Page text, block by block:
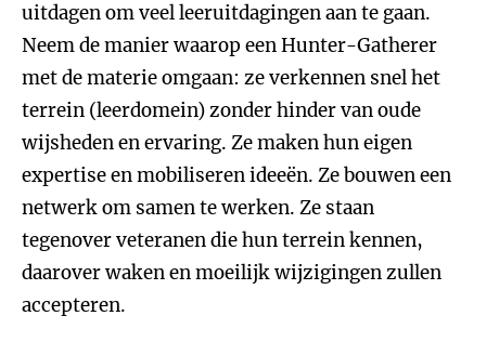
uitdagen om veel leeruitdagingen aan te gaan.
Neem de manier waarop een Hunter-Gatherer
met de materie omgaan: ze verkennen snel het
terrein (leerdomein) zonder hinder van oude
wijsheden en ervaring. Ze maken hun eigen
expertise en mobiliseren ideeën. Ze bouwen een
netwerk om samen te werken. Ze staan
tegenover veteranen die hun terrein kennen,
daarover waken en moeilijk wijzigingen zullen
accepteren.